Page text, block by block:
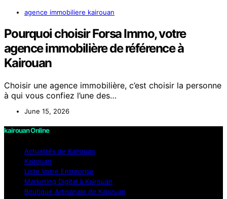
agence immobiliere kairouan
Pourquoi choisir Forsa Immo, votre
agence immobilière de référence à
Kairouan
Choisir une agence immobilière, c’est choisir la personne
à qui vous confiez l’une des…
June 15, 2026
kairouan Online
Actualités de Kairouan
Kairouan
Liste Votre Entreprise
Marketing Digital à Kairouan
Boutique Artisanale de Kairouan